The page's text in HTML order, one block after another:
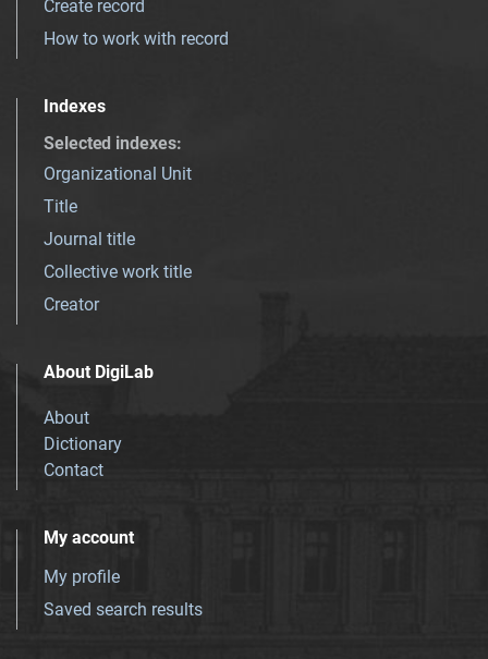
Create record
How to work with record
Indexes
Selected indexes:
Organizational Unit
Title
Journal title
Collective work title
Creator
About DigiLab
About
Dictionary
Contact
My account
My profile
Saved search results